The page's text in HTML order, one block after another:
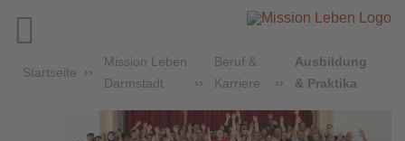

Startseite
Mission Leben
Darmstadt
Beruf &
Karriere
Ausbildung
& Praktika